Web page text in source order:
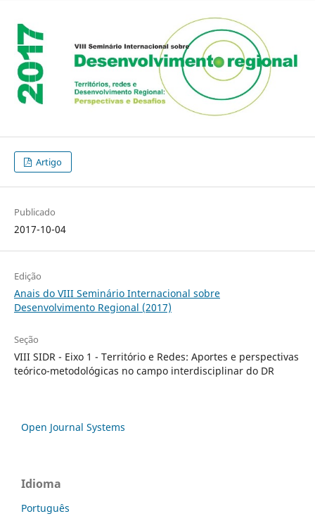
Artigo
Publicado
2017-10-04
Edição
Anais do VIII Seminário Internacional sobre
Desenvolvimento Regional (2017)
Seção
VIII SIDR - Eixo 1 - Território e Redes: Aportes e perspectivas
teórico-metodológicas no campo interdisciplinar do DR
Open Journal Systems
Idioma
Português